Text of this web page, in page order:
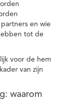
en wie
tot de
voor de hem
van zijn
waarom